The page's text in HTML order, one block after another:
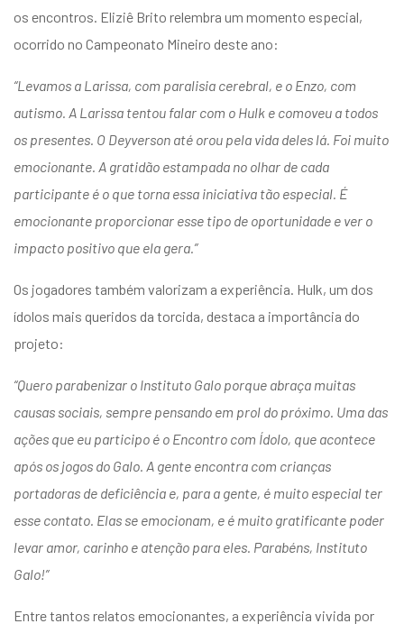
os encontros. Eliziê Brito relembra um momento especial,
ocorrido no Campeonato Mineiro deste ano:
“Levamos a Larissa, com paralisia cerebral, e o Enzo, com
autismo. A Larissa tentou falar com o Hulk e comoveu a todos
os presentes. O Deyverson até orou pela vida deles lá. Foi muito
emocionante. A gratidão estampada no olhar de cada
participante é o que torna essa iniciativa tão especial. É
emocionante proporcionar esse tipo de oportunidade e ver o
impacto positivo que ela gera.”
Os jogadores também valorizam a experiência. Hulk, um dos
ídolos mais queridos da torcida, destaca a importância do
projeto:
“Quero parabenizar o Instituto Galo porque abraça muitas
causas sociais, sempre pensando em prol do próximo. Uma das
ações que eu participo é o Encontro com Ídolo, que acontece
após os jogos do Galo. A gente encontra com crianças
portadoras de deficiência e, para a gente, é muito especial ter
esse contato. Elas se emocionam, e é muito gratificante poder
levar amor, carinho e atenção para eles. Parabéns, Instituto
Galo!”
Entre tantos relatos emocionantes, a experiência vivida por